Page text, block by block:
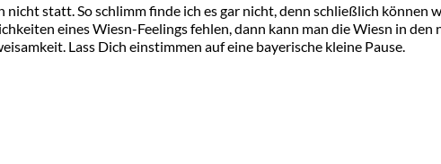
statt. So schlimm finde ich es gar nicht, denn schließlich können
eines Wiesn-Feelings fehlen, dann kann man die Wiesn in
Lass Dich einstimmen auf eine bayerische kleine Pause.